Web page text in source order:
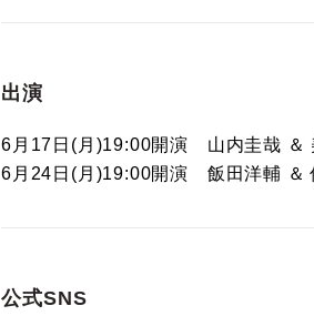
出演
6月17日(月)19:00開演 山内圭哉 ＆
6月24日(月)19:00開演 飯田洋輔 ＆
公式SNS